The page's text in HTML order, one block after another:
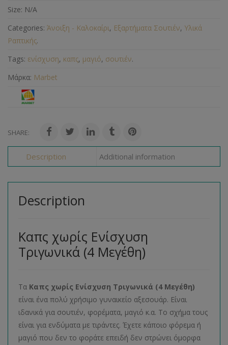
Size: N/A
Categories: Άνοιξη - Καλοκαίρι, Εξαρτήματα Σουτιέν, Υλικά
Ραπτικής.
Tags: ενίσχυση, καπς, μαγιό, σουτιέν.
Μάρκα: Marbet
SHARE:
Description Additional information
Description
Καπς χωρίς Ενίσχυση
Τριγωνικά (4 Μεγέθη)
Τα Καπς χωρίς Ενίσχυση Τριγωνικά (4 Μεγέθη)
είναι ένα πολύ χρήσιμο γυναικείο αξεσουάρ. Είναι
ιδανικά για σουτιέν, φορέματα, μαγιό κ.α. Το σχήμα τους
είναι για ενδύματα με τιράντες. Έχετε κάποιο φόρεμα ή
μαγιό που δεν το φοράτε επειδή δεν στρώνει όμορφα